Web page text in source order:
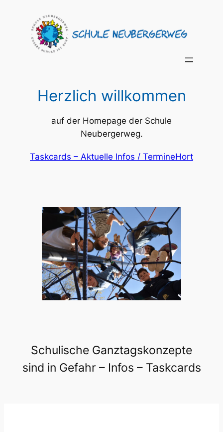
springen
Herzlich willkommen
auf der Homepage der Schule
Neubergerweg.
Taskcards – Aktuelle Infos / TermineHort
Schulische Ganztagskonzepte
sind in Gefahr – Infos – Taskcards